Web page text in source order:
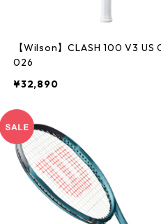
【Wilson】CLASH 100 V3 US OPEN 2
026
¥32,890